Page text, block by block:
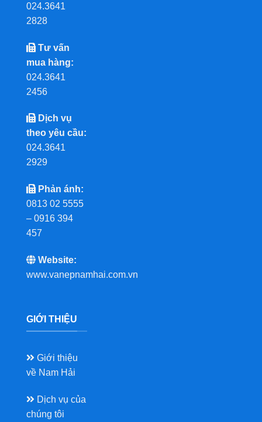
024.3641
2828
Tư vấn
mua hàng:
024.3641
2456
Dịch vụ
theo yêu cầu:
024.3641
2929
Phản ánh:
0813 02 5555
– 0916 394
457
Website:
www.vanepnamhai.com.vn
GIỚI THIỆU
Giới thiệu
về Nam Hải
Dịch vụ của
chúng tôi